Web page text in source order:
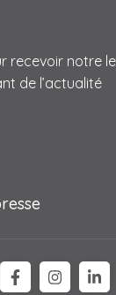
recevoir notre
de l’actualité
LIEN VERS
LIEN